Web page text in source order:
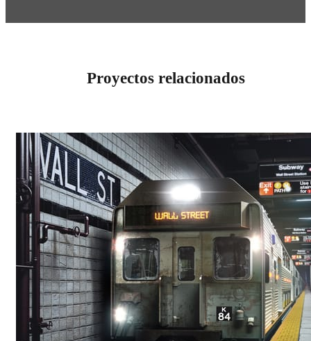
Proyectos relacionados